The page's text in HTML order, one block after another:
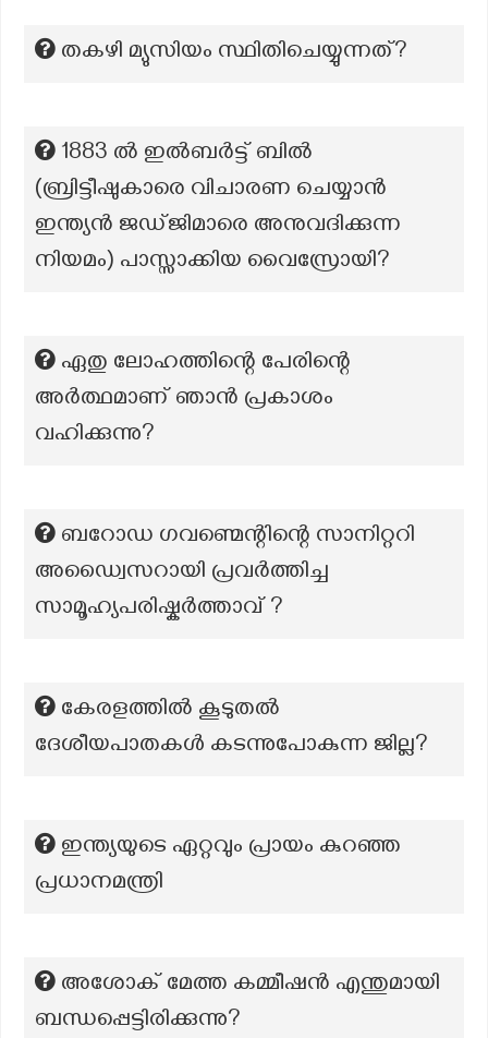
തകഴി മ്യുസിയം സ്ഥിതിചെയ്യുന്നത്?
1883 ൽ ഇൽബർട്ട് ബിൽ
(ബ്രിട്ടീഷുകാരെ വിചാരണ ചെയ്യാൻ
ഇന്ത്യൻ ജഡ്ജിമാരെ അനുവദിക്കുന്ന
നിയമം) പാസ്സാക്കിയ വൈസ്രോയി?
ഏതു ലോഹത്തിന്റെ പേരിന്റെ
അർത്ഥമാണ് ഞാൻ പ്രകാശം
വഹിക്കുന്നു?
ബറോഡ ഗവണ്മെന്റിന്റെ സാനിറ്ററി
അഡ്വൈസറായി പ്രവർത്തിച്ച
സാമൂഹ്യപരിഷ്കർത്താവ് ?
കേരളത്തില്‍ കൂടുതല്‍
ദേശീയപാതകള്‍ കടന്നുപോകുന്ന ജില്ല?
ഇന്ത്യയുടെ ഏറ്റവും പ്രായം കുറഞ്ഞ
പ്രധാനമന്ത്രി
അശോക് മേത്ത കമ്മീഷൻ എന്തുമായി
ബന്ധപ്പെട്ടിരിക്കുന്നു?